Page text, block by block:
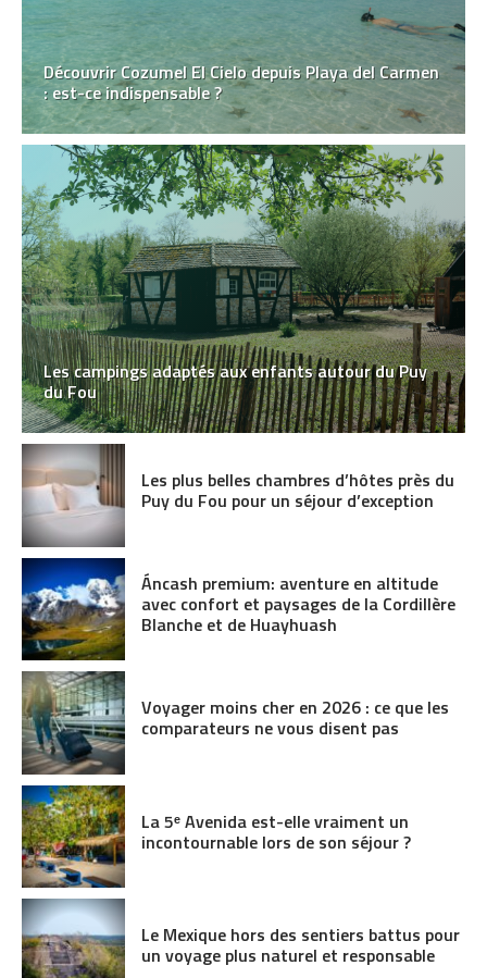
Découvrir Cozumel El Cielo depuis Playa del Carmen
: est-ce indispensable ?
Les campings adaptés aux enfants autour du Puy
du Fou
Les plus belles chambres d’hôtes près du
Puy du Fou pour un séjour d’exception
Áncash premium: aventure en altitude
avec confort et paysages de la Cordillère
Blanche et de Huayhuash
Voyager moins cher en 2026 : ce que les
comparateurs ne vous disent pas
La 5ᵉ Avenida est-elle vraiment un
incontournable lors de son séjour ?
Le Mexique hors des sentiers battus pour
un voyage plus naturel et responsable